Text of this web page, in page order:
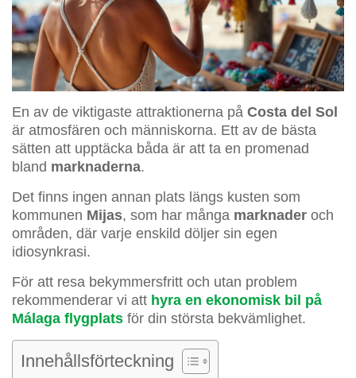
En av de viktigaste attraktionerna på Costa del Sol
är atmosfären och människorna. Ett av de bästa
sätten att upptäcka båda är att ta en promenad
bland marknaderna.
Det finns ingen annan plats längs kusten som
kommunen Mijas, som har många marknader och
områden, där varje enskild döljer sin egen
idiosynkrasi.
För att resa bekymmersfritt och utan problem
rekommenderar vi att hyra en ekonomisk bil på
Málaga flygplats för din största bekvämlighet.
Innehållsförteckning